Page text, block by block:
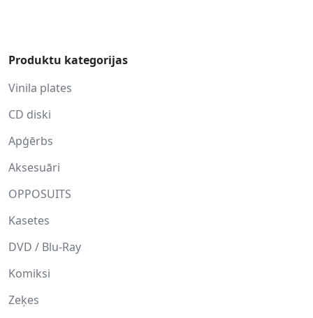
Produktu kategorijas
Vinila plates
CD diski
Apģērbs
Aksesuāri
OPPOSUITS
Kasetes
DVD / Blu-Ray
Komiksi
Zeķes